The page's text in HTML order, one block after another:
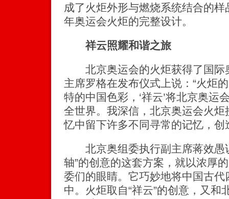
成了火炬外形与燃烧系统结合的
年奥运会火炬的完整设计。
祥云照耀和谐之旅
北京奥运会的火炬获得了国际
主席罗格在发布仪式上说：“火炬
特的中国色彩，‘祥云’将北京奥运
全世界。我深信，北京奥运会火
忆中留下许多不同寻常的记忆，创
北京奥组委执行副主席蒋效愚
轴”的创意的这套方案，就以浓厚
委们的眼睛。它巧妙地将中国古
中。火炬取自“祥云”的创意，又和